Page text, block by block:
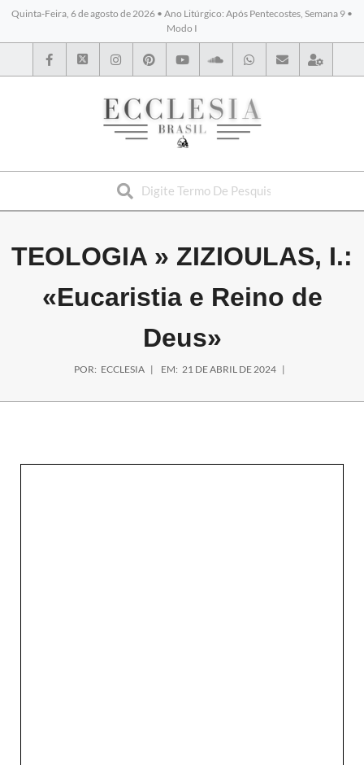
Quinta-Feira, 6 de agosto de 2026 • Ano Litúrgico: Após Pentecostes, Semana 9 •
Modo I
BYBLOS
TEOLOGIA » ZIZIOULAS, I.:
«Eucaristia e Reino de
Deus»
POR: ECCLESIA EM: 21 DE ABRIL DE 2024